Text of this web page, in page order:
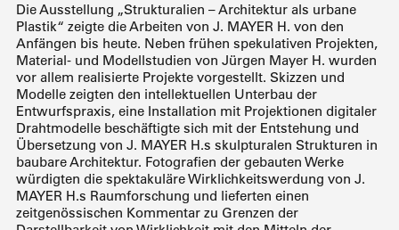
Die Ausstellung „Strukturalien – Architektur als urbane
Plastik“ zeigte die Arbeiten von J. MAYER H. von den
Anfängen bis heute. Neben frühen spekulativen Projekten,
Material- und Modellstudien von Jürgen Mayer H. wurden
vor allem realisierte Projekte vorgestellt. Skizzen und
Modelle zeigten den intellektuellen Unterbau der
Entwurfspraxis, eine Installation mit Projektionen digitaler
Drahtmodelle beschäftigte sich mit der Entstehung und
Übersetzung von J. MAYER H.s skulpturalen Strukturen in
baubare Architektur. Fotografien der gebauten Werke
würdigten die spektakuläre Wirklichkeitswerdung von J.
MAYER H.s Raumforschung und lieferten einen
zeitgenössischen Kommentar zu Grenzen der